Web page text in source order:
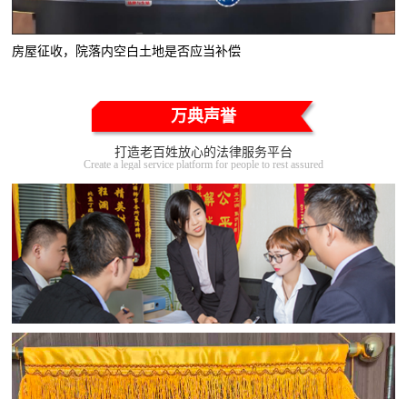
房屋征收，院落内空白土地是否应当补偿
万典声誉
打造老百姓放心的法律服务平台
Create a legal service platform for people to rest assured